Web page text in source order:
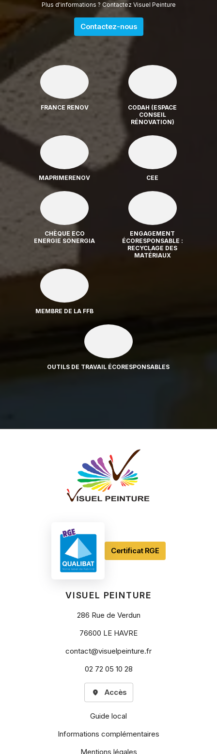
Plus d'informations ? Contactez Visuel Peinture
Contactez-nous
FRANCE RENOV
CODAH (ESPACE
CONSEIL
RÉNOVATION)
MAPRIMERENOV CEE
CHÈQUE ECO
ENERGIE SONERGIA
ENGAGEMENT
ÉCORESPONSABLE :
RECYCLAGE DES
MATÉRIAUX
MEMBRE DE LA FFB
OUTILS DE TRAVAIL ÉCORESPONSABLES
Certificat RGE
VISUEL PEINTURE
286 Rue de Verdun
76600 LE HAVRE
contact@visuelpeinture.fr
02 72 05 10 28
Accès
Guide local
Informations complémentaires
Mentions légales